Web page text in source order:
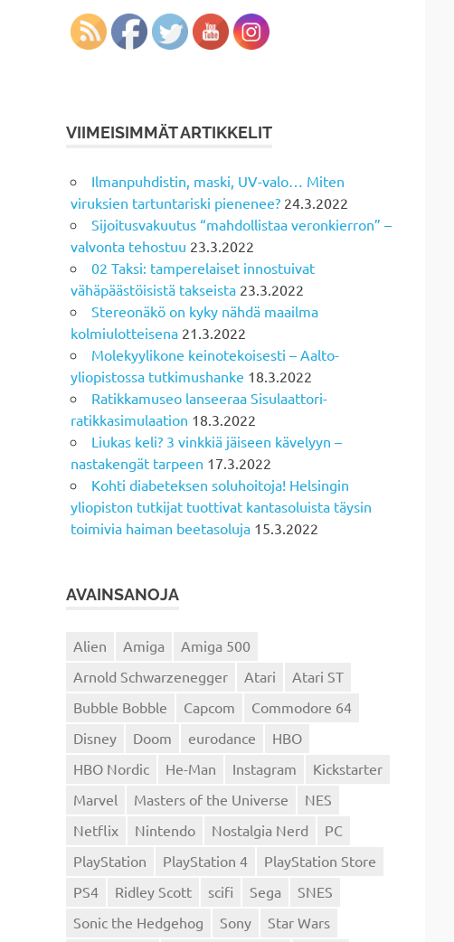
VIIMEISIMMÄT ARTIKKELIT
Ilmanpuhdistin, maski, UV-valo… Miten
viruksien tartuntariski pienenee? 24.3.2022
Sijoitusvakuutus “mahdollistaa veronkierron” –
valvonta tehostuu 23.3.2022
02 Taksi: tamperelaiset innostuivat
vähäpäästöisistä takseista 23.3.2022
Stereonäkö on kyky nähdä maailma
kolmiulotteisena 21.3.2022
Molekyylikone keinotekoisesti – Aalto-
yliopistossa tutkimushanke 18.3.2022
Ratikkamuseo lanseeraa Sisulaattori-
ratikkasimulaation 18.3.2022
Liukas keli? 3 vinkkiä jäiseen kävelyyn –
nastakengät tarpeen 17.3.2022
Kohti diabeteksen soluhoitoja! Helsingin
yliopiston tutkijat tuottivat kantasoluista täysin
toimivia haiman beetasoluja 15.3.2022
AVAINSANOJA
Alien Amiga
Amiga 500
Arnold Schwarzenegger
Atari
Atari ST
Bubble Bobble
Capcom
Commodore 64
Disney
Doom eurodance
HBO
HBO Nordic
He-Man Instagram
Kickstarter
Marvel
Masters of the Universe
NES
Netflix
Nintendo Nostalgia Nerd
PC
PlayStation
PlayStation 4
PlayStation Store
PS4
Ridley Scott scifi Sega
SNES
Sonic the Hedgehog
Sony
Star Wars